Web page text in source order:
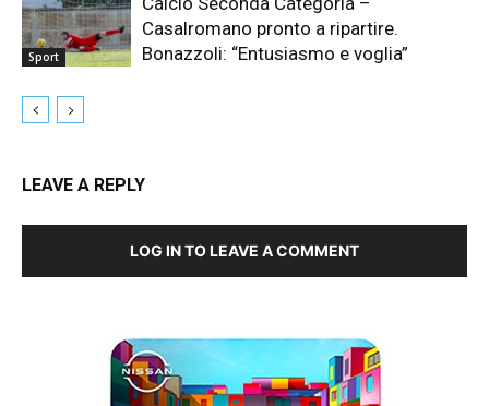
Sport
Casalromano pronto a ripartire.
Bonazzoli: “Entusiasmo e voglia”
LEAVE A REPLY
LOG IN TO LEAVE A COMMENT